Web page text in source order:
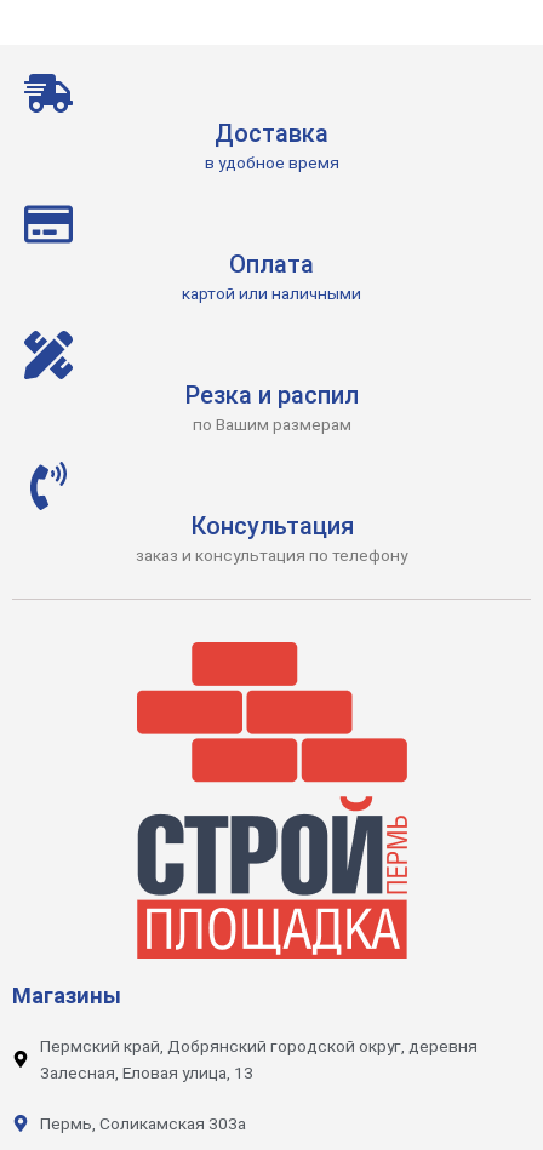
Доставка
в удобное время
Оплата
картой или наличными
Резка и распил
по Вашим размерам
Консультация
заказ и консультация по телефону
Магазины
Пермский край, Добрянский городской округ, деревня
Залесная, Еловая улица, 13
Пермь, Соликамская 303а